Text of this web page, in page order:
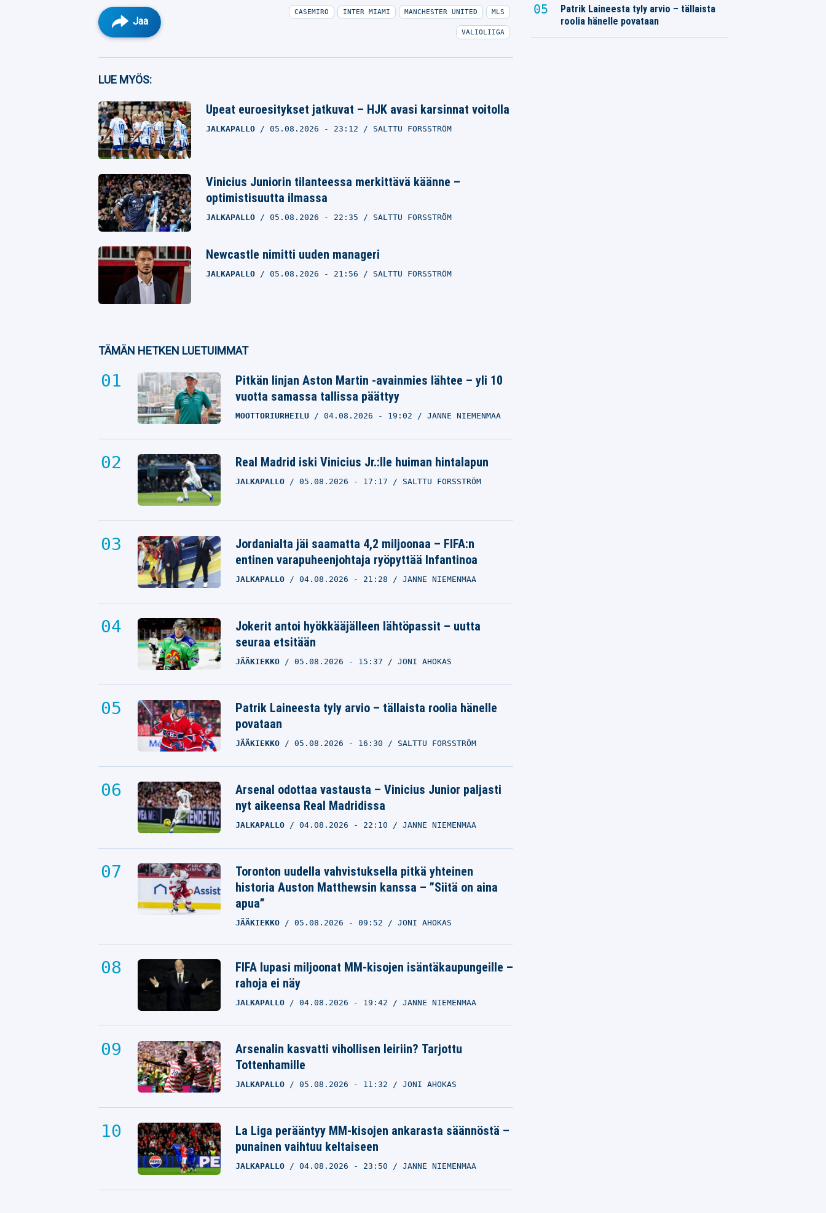
Jaa
Whatsapp
CASEMIRO INTER MIAMI MANCHESTER UNITED MLS
VALIOLIIGA
LUE MYÖS:
Upeat euroesitykset jatkuvat – HJK avasi karsinnat voitolla
JALKAPALLO 05.08.2026 - 23:12 SALTTU FORSSTRÖM
Vinicius Juniorin tilanteessa merkittävä käänne –
optimistisuutta ilmassa
JALKAPALLO 05.08.2026 - 22:35 SALTTU FORSSTRÖM
Newcastle nimitti uuden manageri
JALKAPALLO 05.08.2026 - 21:56 SALTTU FORSSTRÖM
TÄMÄN HETKEN LUETUIMMAT
Pitkän linjan Aston Martin -avainmies lähtee – yli 10
vuotta samassa tallissa päättyy
MOOTTORIURHEILU 04.08.2026 - 19:02 JANNE NIEMENMAA
Real Madrid iski Vinicius Jr.:lle huiman hintalapun
JALKAPALLO 05.08.2026 - 17:17 SALTTU FORSSTRÖM
Jordanialta jäi saamatta 4,2 miljoonaa – FIFA:n
entinen varapuheenjohtaja ryöpyttää Infantinoa
JALKAPALLO 04.08.2026 - 21:28 JANNE NIEMENMAA
Jokerit antoi hyökkääjälleen lähtöpassit – uutta
seuraa etsitään
JÄÄKIEKKO 05.08.2026 - 15:37 JONI AHOKAS
Patrik Laineesta tyly arvio – tällaista roolia hänelle
povataan
JÄÄKIEKKO 05.08.2026 - 16:30 SALTTU FORSSTRÖM
Arsenal odottaa vastausta – Vinicius Junior paljasti
nyt aikeensa Real Madridissa
JALKAPALLO 04.08.2026 - 22:10 JANNE NIEMENMAA
Toronton uudella vahvistuksella pitkä yhteinen
historia Auston Matthewsin kanssa – ”Siitä on aina
apua”
JÄÄKIEKKO 05.08.2026 - 09:52 JONI AHOKAS
FIFA lupasi miljoonat MM-kisojen isäntäkaupungeille –
rahoja ei näy
JALKAPALLO 04.08.2026 - 19:42 JANNE NIEMENMAA
Arsenalin kasvatti vihollisen leiriin? Tarjottu
Tottenhamille
JALKAPALLO 05.08.2026 - 11:32 JONI AHOKAS
La Liga perääntyy MM-kisojen ankarasta säännöstä –
punainen vaihtuu keltaiseen
JALKAPALLO 04.08.2026 - 23:50 JANNE NIEMENMAA
Patrik Laineesta tyly arvio – tällaista
roolia hänelle povataan